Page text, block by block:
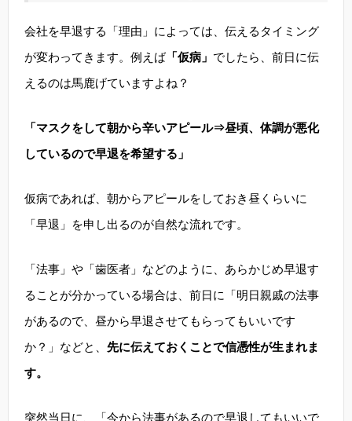
会社を早退する「理由」によっては、伝えるタイミング
が変わってきます。例えば「仮病」 でしたら、前日に伝
えるのは馬鹿げていますよね？
「マスクをして朝から辛いアピール⇒昼頃、体調が悪化
しているので早退を希望する」
仮病であれば、朝からアピールをしておき昼くらいに
「早退」を申し出るのが自然な流れです。
「法事」や「歯医者」などのように、あらかじめ早退す
ることが分かっている場合は、前日に「明日親戚の法事
があるので、昼から早退させてもらってもいいです
か？」などと、 先に伝えておくことで信憑性が生まれま
す。
突然当日に、「今から法事があるので早退してもいいで